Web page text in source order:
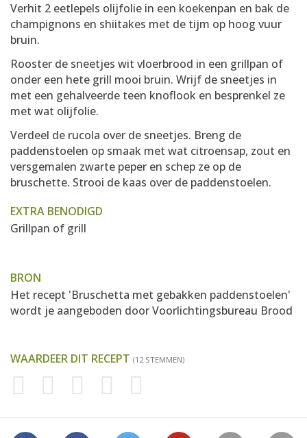
Verhit 2 eetlepels olijfolie in een koekenpan en bak de
champignons en shiitakes met de tijm op hoog vuur
bruin.
Rooster de sneetjes wit vloerbrood in een grillpan of
onder een hete grill mooi bruin. Wrijf de sneetjes in
met een gehalveerde teen knoflook en besprenkel ze
met wat olijfolie.
Verdeel de rucola over de sneetjes. Breng de
paddenstoelen op smaak met wat citroensap, zout en
versgemalen zwarte peper en schep ze op de
bruschette. Strooi de kaas over de paddenstoelen.
EXTRA BENODIGD
Grillpan of grill
BRON
Het recept 'Bruschetta met gebakken paddenstoelen'
wordt je aangeboden doorVoorlichtingsbureau Brood
WAARDEER DIT RECEPT (12 STEMMEN)